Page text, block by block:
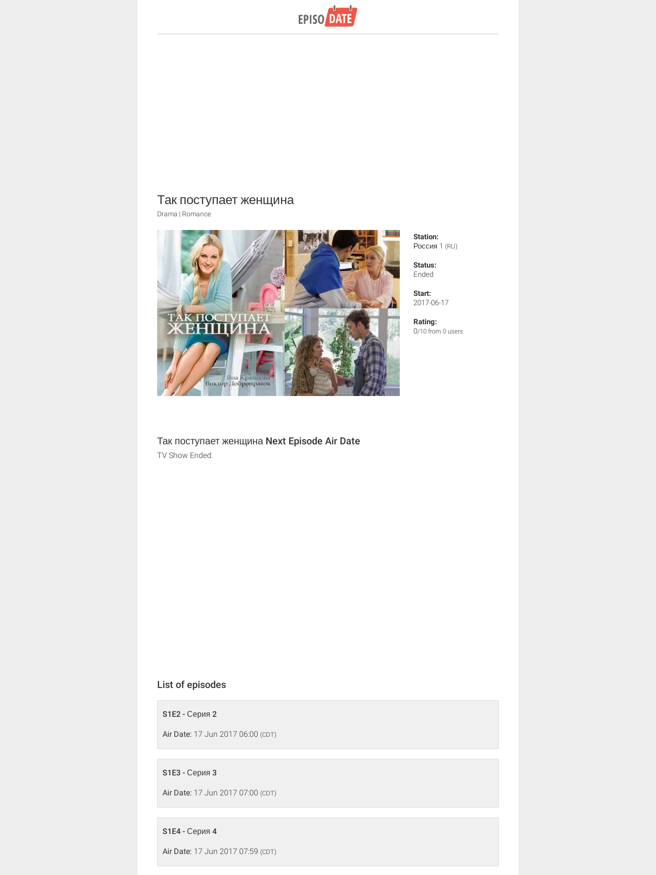
Так поступает женщина
Drama | Romance
Station:
Россия 1 (RU)
Status:
Ended
Start:
2017-06-17
Rating:
0/10 from 0 users
Так поступает женщина Next Episode Air Date
TV Show Ended.
List of episodes
S1E2 - Серия 2
Air Date: 17 Jun 2017 06:00 (CDT)
S1E3 - Серия 3
Air Date: 17 Jun 2017 07:00 (CDT)
S1E4 - Серия 4
Air Date: 17 Jun 2017 07:59 (CDT)